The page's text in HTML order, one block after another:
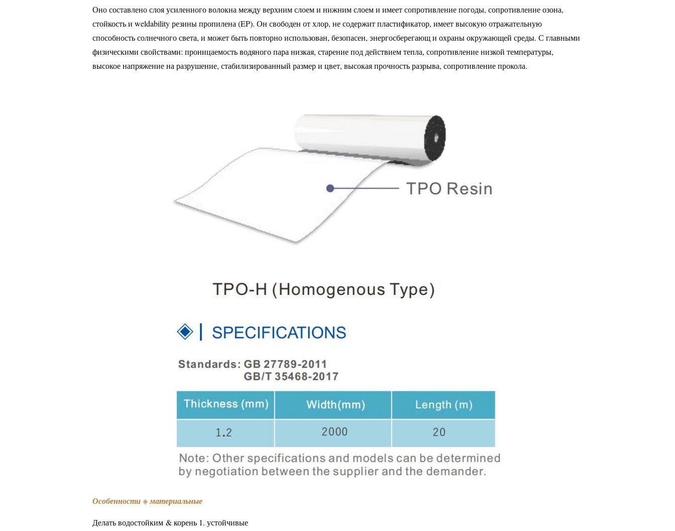
Оно составлено слоя усиленного волокна между верхним слоем и нижним слоем и имеет сопротивление погоды, сопротивление озона,
стойкость и weldability резины пропилена (EP). Он свободен от хлор, не содержит пластификатор, имеет высокую отражательную
способность солнечного света, и может быть повторно использован, безопасен, энергосберегающ и охраны окружающей среды. С главными
физическими свойствами: проницаемость водяного пара низкая, старение под действием тепла, сопротивление низкой температуры,
высокое напряжение на разрушение, стабилизированный размер и цвет, высокая прочность разрыва, сопротивление прокола.
Особенности ※ материальные
Делать водостойким & корень 1. устойчивые